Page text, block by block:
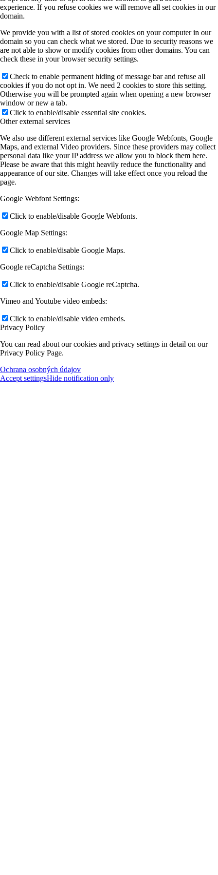
experience. If you refuse cookies we will remove all set cookies in our
domain.
We provide you with a list of stored cookies on your computer in our
domain so you can check what we stored. Due to security reasons we
are not able to show or modify cookies from other domains. You can
check these in your browser security settings.
Check to enable permanent hiding of message bar and refuse all
cookies if you do not opt in. We need 2 cookies to store this setting.
Otherwise you will be prompted again when opening a new browser
window or new a tab.
Click to enable/disable essential site cookies.
Other external services
We also use different external services like Google Webfonts, Google
Maps, and external Video providers. Since these providers may collect
personal data like your IP address we allow you to block them here.
Please be aware that this might heavily reduce the functionality and
appearance of our site. Changes will take effect once you reload the
page.
Google Webfont Settings:
Click to enable/disable Google Webfonts.
Google Map Settings:
Click to enable/disable Google Maps.
Google reCaptcha Settings:
Click to enable/disable Google reCaptcha.
Vimeo and Youtube video embeds:
Click to enable/disable video embeds.
Privacy Policy
You can read about our cookies and privacy settings in detail on our
Privacy Policy Page.
Ochrana osobných údajov
Accept settingsHide notification only